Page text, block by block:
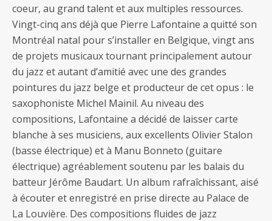
coeur, au grand talent et aux multiples ressources.
Vingt-cinq ans déjà que Pierre Lafontaine a quitté son
Montréal natal pour s’installer en Belgique, vingt ans
de projets musicaux tournant principalement autour
du jazz et autant d’amitié avec une des grandes
pointures du jazz belge et producteur de cet opus : le
saxophoniste Michel Mainil. Au niveau des
compositions, Lafontaine a décidé de laisser carte
blanche à ses musiciens, aux excellents Olivier Stalon
(basse électrique) et à Manu Bonneto (guitare
électrique) agréablement soutenu par les balais du
batteur Jérôme Baudart. Un album rafraîchissant, aisé
à écouter et enregistré en prise directe au Palace de
La Louvière. Des compositions fluides de jazz